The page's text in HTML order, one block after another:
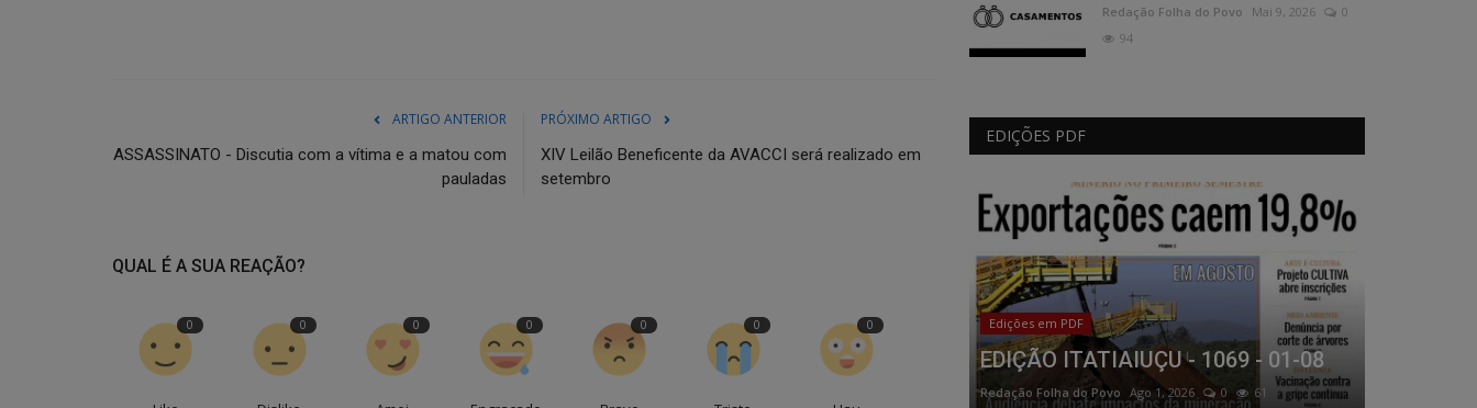
ARTIGO ANTERIOR
ASSASSINATO - Discutia com a vítima e a matou com
pauladas
PRÓXIMO ARTIGO
XIV Leilão Beneficente da AVACCI será realizado em
setembro
QUAL É A SUA REAÇÃO?
0 0 0 0 0 0 0
Redação Folha do Povo Mai 9, 2026
0
94
EDIÇÕES PDF
Edições em PDF
EDIÇÃO ITATIAIUÇU - 1069 - 01-08
Redação Folha do Povo Ago 1, 2026 0 61